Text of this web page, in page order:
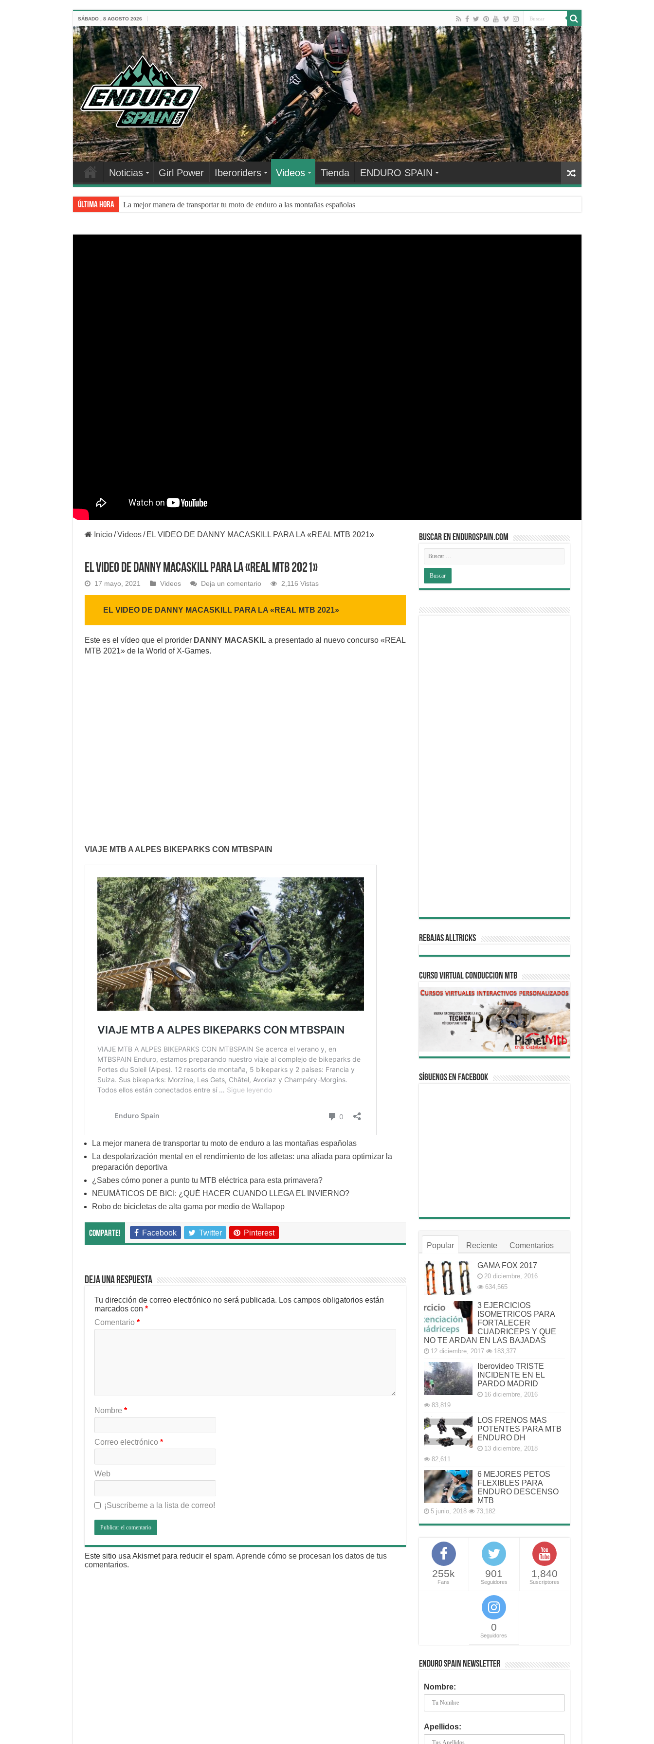
SÁBADO , 8 AGOSTO 2026
Noticias Girl Power Iberoriders Videos Tienda ENDURO SPAIN
Última hora La mejor manera de transportar tu moto de enduro a las montañas españolas
Inicio / Videos / EL VIDEO DE DANNY MACASKILL PARA LA «REAL MTB 2021»
EL VIDEO DE DANNY MACASKILL PARA LA «REAL MTB 2021»
17 mayo, 2021 Videos Deja un comentario 2,116 Vistas
EL VIDEO DE DANNY MACASKILL PARA LA «REAL MTB 2021»
Este es el vídeo que el prorider DANNY MACASKIL a presentado al nuevo concurso «REAL
MTB 2021» de la World of X-Games.
VIAJE MTB A ALPES BIKEPARKS CON MTBSPAIN
La mejor manera de transportar tu moto de enduro a las montañas españolas
La despolarización mental en el rendimiento de los atletas: una aliada para optimizar la
preparación deportiva
¿Sabes cómo poner a punto tu MTB eléctrica para esta primavera?
NEUMÁTICOS DE BICI: ¿QUÉ HACER CUANDO LLEGA EL INVIERNO?
Robo de bicicletas de alta gama por medio de Wallapop
Comparte! Facebook Twitter Pinterest
Deja una respuesta
Tu dirección de correo electrónico no será publicada. Los campos obligatorios están
marcados con *
Comentario *
Nombre *
Correo electrónico *
Web
¡Suscríbeme a la lista de correo!
Este sitio usa Akismet para reducir el spam. Aprende cómo se procesan los datos de tus
comentarios.
BUSCAR EN ENDUROSPAIN.COM
REBAJAS ALLTRICKS
CURSO VIRTUAL CONDUCCION MTB
Síguenos en Facebook
Popular Reciente Comentarios
GAMA FOX 2017
20 diciembre, 2016
634,565
3 EJERCICIOS
ISOMETRICOS PARA
FORTALECER
CUADRICEPS Y QUE
NO TE ARDAN EN LAS BAJADAS
12 diciembre, 2017 183,377
Iberovideo TRISTE
INCIDENTE EN EL
PARDO MADRID
16 diciembre, 2016
83,819
LOS FRENOS MAS
POTENTES PARA MTB
ENDURO DH
13 diciembre, 2018
82,611
6 MEJORES PETOS
FLEXIBLES PARA
ENDURO DESCENSO
MTB
5 junio, 2018 73,182
255k
Fans
901
Seguidores
1,840
Suscriptores
0
Seguidores
ENDURO SPAIN NEWSLETTER
Nombre:
Apellidos: